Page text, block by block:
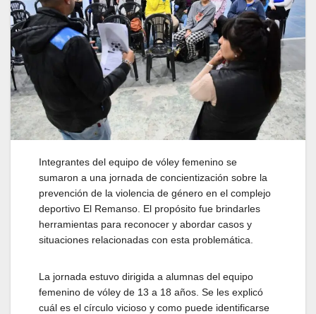
Integrantes del equipo de vóley femenino se
sumaron a una jornada de concientización sobre la
prevención de la violencia de género en el complejo
deportivo El Remanso. El propósito fue brindarles
herramientas para reconocer y abordar casos y
situaciones relacionadas con esta problemática.
La jornada estuvo dirigida a alumnas del equipo
femenino de vóley de 13 a 18 años. Se les explicó
cuál es el círculo vicioso y como puede identificarse